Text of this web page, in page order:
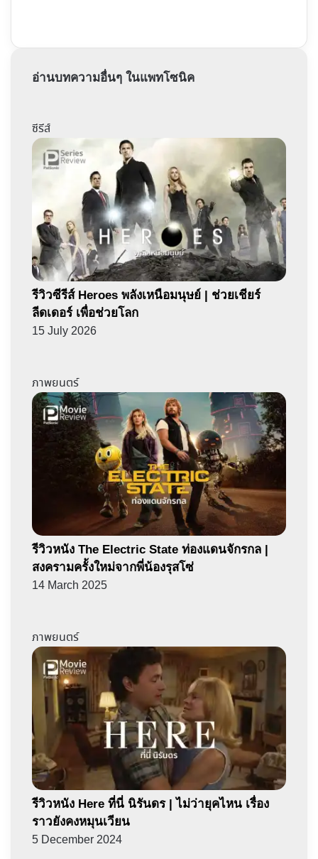
อ่านบทความอื่นๆ ในแพทโซนิค
ซีรีส์
รีวิวซีรีส์ Heroes พลังเหนือมนุษย์ | ช่วยเชียร์
ลีดเดอร์ เพื่อช่วยโลก
15 July 2026
ภาพยนตร์
รีวิวหนัง The Electric State ท่องแดนจักรกล |
สงครามครั้งใหม่จากพี่น้องรุสโซ่
14 March 2025
ภาพยนตร์
รีวิวหนัง Here ที่นี่ นิรันดร | ไม่ว่ายุคไหน เรื่อง
ราวยังคงหมุนเวียน
5 December 2024